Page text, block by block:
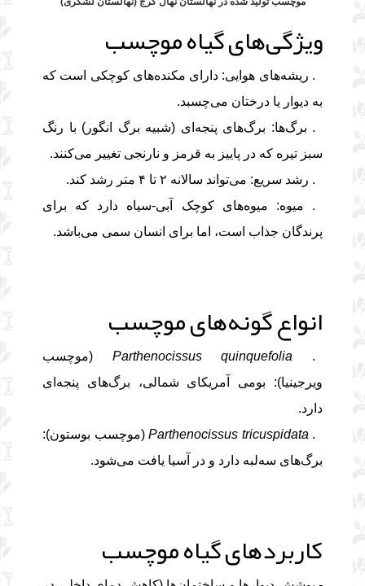
ویژگی‌های گیاه موچسب
1. ریشه‌های هوایی: دارای مکنده‌های کوچکی است که
به دیوار یا درختان می‌چسبد.
2. برگ‌ها: برگ‌های پنجه‌ای (شبیه برگ انگور) با رنگ
سبز تیره که در پاییز به قرمز و نارنجی تغییر می‌کنند.
4. میوه: میوه‌های کوچک آبی-سیاه دارد که برای
پرندگان جذاب است، اما برای انسان سمی می‌باشد.
انواع گونه‌های موچسب
Parthenocissus quinquefolia (موچسب
ویرجینیا): بومی آمریکای شمالی، برگ‌های پنجه‌ای
دارد.
Parthenocissus tricuspidata (موچسب بوستون):
برگ‌های سه‌لبه دارد و در آسیا یافت می‌شود.
کاربردهای گیاه موچسب